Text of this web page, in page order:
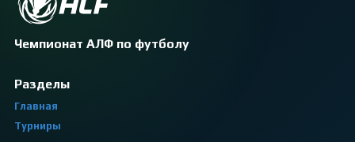
Чемпионат АЛФ по футболу
Разделы
Главная
Турниры